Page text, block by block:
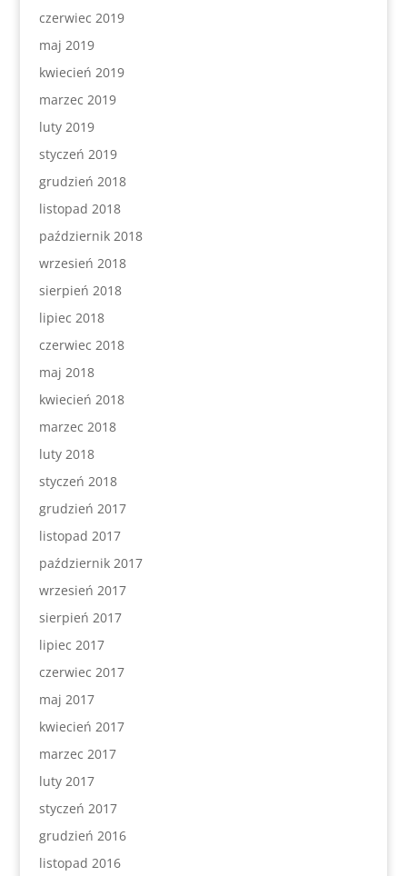
czerwiec 2019
maj 2019
kwiecień 2019
marzec 2019
luty 2019
styczeń 2019
grudzień 2018
listopad 2018
październik 2018
wrzesień 2018
sierpień 2018
lipiec 2018
czerwiec 2018
maj 2018
kwiecień 2018
marzec 2018
luty 2018
styczeń 2018
grudzień 2017
listopad 2017
październik 2017
wrzesień 2017
sierpień 2017
lipiec 2017
czerwiec 2017
maj 2017
kwiecień 2017
marzec 2017
luty 2017
styczeń 2017
grudzień 2016
listopad 2016